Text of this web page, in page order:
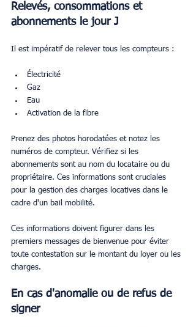
Relevés, consommations et
abonnements le jour J
Il est impératif de relever tous les compteurs :
Électricité
Gaz
Eau
Activation de la fibre
Prenez des photos horodatées et notez les
numéros de compteur. Vérifiez si les
abonnements sont au nom du locataire ou du
propriétaire. Ces informations sont cruciales
pour la gestion des charges locatives dans le
cadre d'un bail mobilité.
Ces informations doivent figurer dans les
premiers messages de bienvenue pour éviter
toute contestation sur le montant du loyer ou les
charges.
En cas d'anomalie ou de refus de
signer